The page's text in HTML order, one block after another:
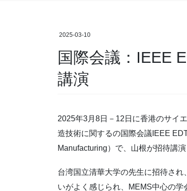
2025-03-10
国際会議：IEEE
講演
2025年3月8日－12日に香港のサイ
造技術に関するの国際会議IEEE
Manufacturing）で、山根が招待講演
台湾国立清華大学の先生に招待さ
いがよく感じられ、MEMS中心の学